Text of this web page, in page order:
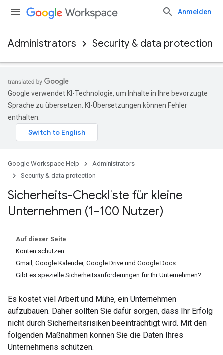
Anmelden
Administrators Security & data protection
Google verwendet KI-Technologie, um Inhalte in Ihre bevorzugte
Sprache zu übersetzen. KI-Übersetzungen können Fehler
enthalten.
Google Workspace Help
Administrators
Security & data protection
Sicherheits-Checkliste für kleine
Unternehmen (1–100 Nutzer)
Auf dieser Seite
Konten schützen
Gmail, Google Kalender, Google Drive und Google Docs
Gibt es spezielle Sicherheitsanforderungen für Ihr Unternehmen?
Es kostet viel Arbeit und Mühe, ein Unternehmen
aufzubauen. Daher sollten Sie dafür sorgen, dass Ihr Erfolg
nicht durch Sicherheitsrisiken beeinträchtigt wird. Mit den
folgenden Maßnahmen können Sie die Daten Ihres
Unternehmens schützen.